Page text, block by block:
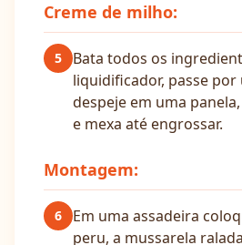
Creme de milho:
5
Bata todos os
liquidificador, passe por
despeje em uma
e mexa até engrossar.
Montagem:
6
Em uma assadeira
peru, a mussarela